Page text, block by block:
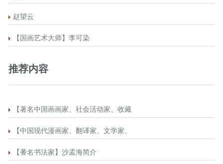
赵望云
【国画艺术大师】李可染
推荐内容
【著名中国画画家、社会活动家、收藏
【中国现代漫画家、翻译家、文学家、
【蓍名书法家】沙孟海简介